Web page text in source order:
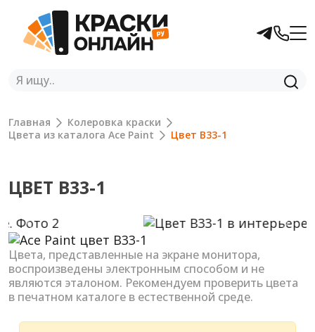
Главная
Колеровка краски
Цвета из каталога Ace Paint
Цвет B33-1
ЦВЕТ B33-1
Previous Next
Цвета, представленные на экране монитора,
воспроизведены электронным способом и не
являются эталоном. Рекомендуем проверить цвета
в печатном каталоге в естественной среде.